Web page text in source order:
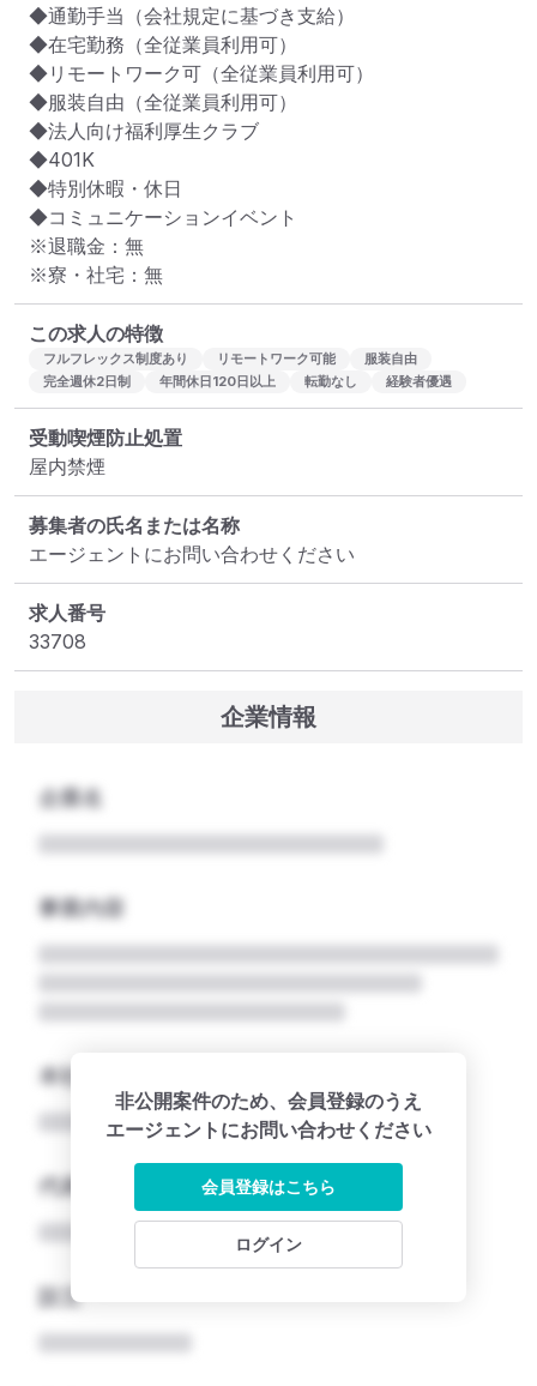
◆通勤手当（会社規定に基づき支給）
◆在宅勤務（全従業員利用可）
◆リモートワーク可（全従業員利用可）
◆服装自由（全従業員利用可）
◆法人向け福利厚生クラブ
◆401K
◆特別休暇・休日
◆コミュニケーションイベント
※退職金：無
※寮・社宅：無
この求人の特徴
フルフレックス制度あり リモートワーク可能
服装自由
完全週休2日制
年間休日120日以上 転勤なし 経験者優遇
受動喫煙防止処置
屋内禁煙
募集者の氏名または名称
エージェントにお問い合わせください
求人番号
33708
企業情報
企業名
事業内容
本社所在地名
代表者
設立
非公開案件のため、会員登録のうえ
エージェントにお問い合わせください
会員登録はこちら
ログイン